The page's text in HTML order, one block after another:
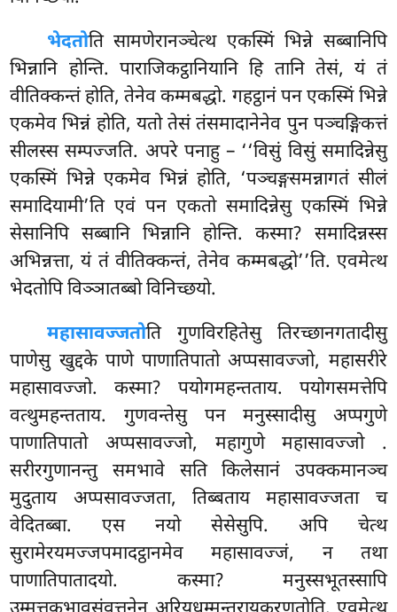
भेदतोति सामणेरानञ्चेत्थ एकस्मिं भिन्ने सब्बानिपि
भिन्नानि होन्ति. पाराजिकट्ठानियानि हि तानि तेसं, यं तं
वीतिक्कन्तं होति, तेनेव कम्मबद्धो. गहट्ठानं पन एकस्मिं भिन्ने
एकमेव भिन्नं होति, यतोतेसं तंसमादानेनेव पुन पञ्चङ्गिकत्तं
सीलस्स सम्पज्जति. अपरे पनाहु – ‘‘विसुं विसुं समादिन्नेसु
एकस्मिं भिन्ने एकमेव भिन्नं होति, ‘पञ्चङ्गसमन्नागतं सीलं
समादियामी’ति एवं पन एकतो समादिन्नेसु एकस्मिं भिन्ने
सेसानिपि सब्बानि भिन्नानि होन्ति. कस्मा? समादिन्नस्स
अभिन्नत्ता, यं तं वीतिक्कन्तं, तेनेव कम्मबद्धो’’ति. एवमेत्थ
भेदतोपि विञ्ञातब्बो विनिच्छयो.
महासावज्जतोति गुणविरहितेसु तिरच्छानगतादीसु
पाणेसु खुद्दके पाणे पाणातिपातो अप्पसावज्जो, महासरीरे
महासावज्जो. कस्मा? पयोगमहन्तताय. पयोगसमत्तेपि
वत्थुमहन्तताय. गुणवन्तेसु पन मनुस्सादीसु अप्पगुणे
पाणातिपातो अप्पसावज्जो, महागुणे महासावज्जो .
सरीरगुणानन्तु समभावे सति किलेसानं उपक्कमानञ्च
मुदुताय अप्पसावज्जता, तिब्बताय महासावज्जता च
वेदितब्बा. एस नयो सेसेसुपि. अपि चेत्थ
सुरामेरयमज्जपमादट्ठानमेव महासावज्जं, न तथा
पाणातिपातादयो. कस्मा? मनुस्सभूतस्सापि